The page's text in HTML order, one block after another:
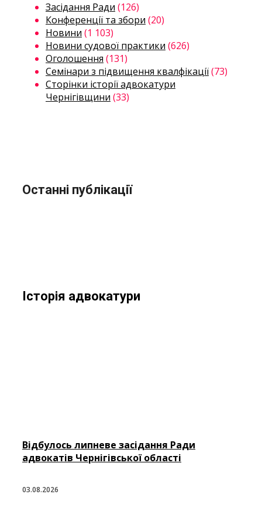
Засідання Ради (126)
Конференції та збори (20)
Новини (1 103)
Новини судової практики (626)
Оголошення (131)
Семінари з підвищення квалфікації(73)
Сторінки історії адвокатури
Чернігівщини (33)
Останні публікації
Історія адвокатури
Відбулось липневе засідання Ради
адвокатів Чернігівської області
03.08.2026